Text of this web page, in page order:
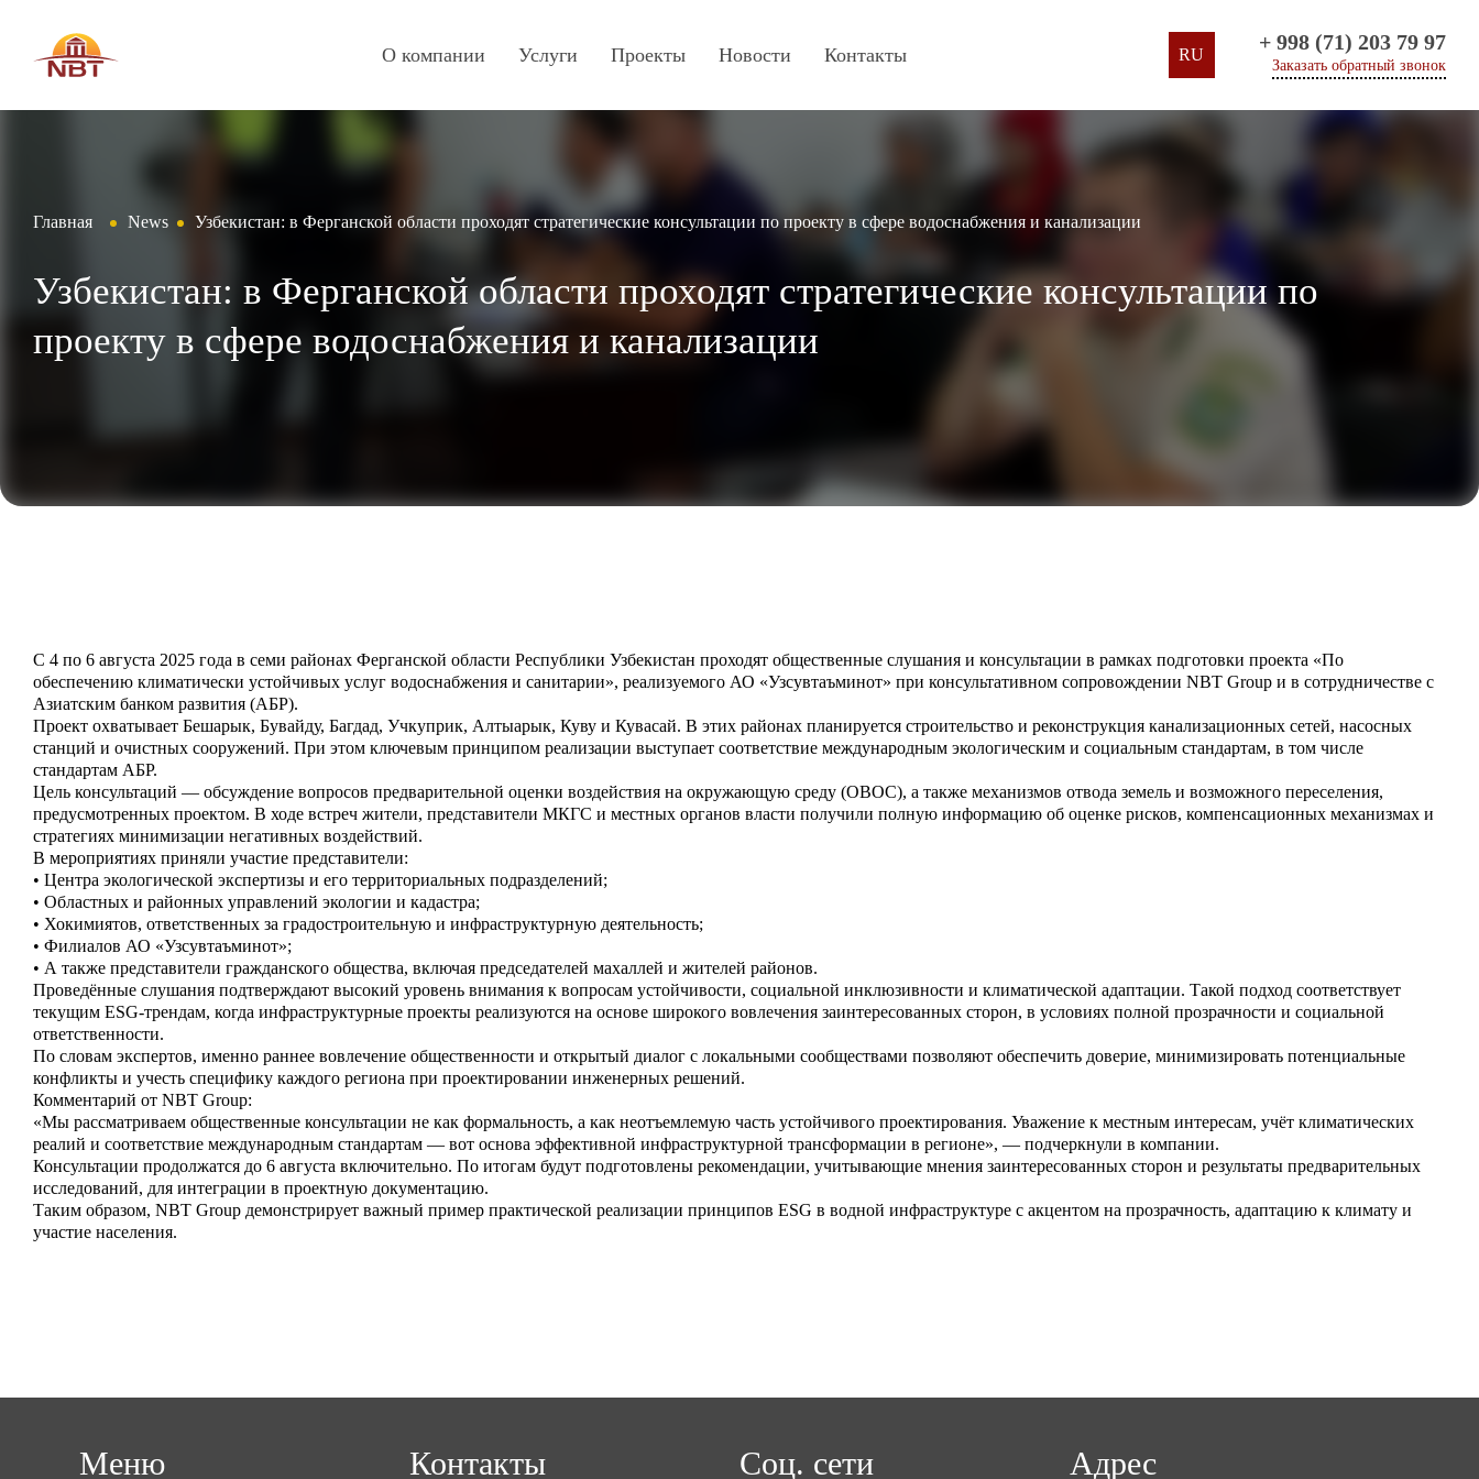
О компании Услуги Проекты Новости Контакты RU
+ 998 (71) 203 79 97
Заказать обратный звонок
Главная News Узбекистан: в Ферганской области проходят стратегические консультации по проекту в сфере водоснабжения и канализации
Узбекистан: в Ферганской области проходят стратегические консультации по
проекту в сфере водоснабжения и канализации
С 4 по 6 августа 2025 года в семи районах Ферганской области Республики Узбекистан проходят общественные слушания и консультации в рамках подготовки проекта «По
обеспечению климатически устойчивых услуг водоснабжения и санитарии», реализуемого АО «Узсувтаъминот» при консультативном сопровождении NBT Group и в сотрудничестве с
Азиатским банком развития (АБР).
Проект охватывает Бешарык, Бувайду, Багдад, Учкуприк, Алтыарык, Куву и Кувасай. В этих районах планируется строительство и реконструкция канализационных сетей, насосных
станций и очистных сооружений. При этом ключевым принципом реализации выступает соответствие международным экологическим и социальным стандартам, в том числе
стандартам АБР.
Цель консультаций — обсуждение вопросов предварительной оценки воздействия на окружающую среду (ОВОС), а также механизмов отвода земель и возможного переселения,
предусмотренных проектом. В ходе встреч жители, представители МКГС и местных органов власти получили полную информацию об оценке рисков, компенсационных механизмах и
стратегиях минимизации негативных воздействий.
В мероприятиях приняли участие представители:
• Центра экологической экспертизы и его территориальных подразделений;
• Областных и районных управлений экологии и кадастра;
• Хокимиятов, ответственных за градостроительную и инфраструктурную деятельность;
• Филиалов АО «Узсувтаъминот»;
• А также представители гражданского общества, включая председателей махаллей и жителей районов.
Проведённые слушания подтверждают высокий уровень внимания к вопросам устойчивости, социальной инклюзивности и климатической адаптации. Такой подход соответствует
текущим ESG-трендам, когда инфраструктурные проекты реализуются на основе широкого вовлечения заинтересованных сторон, в условиях полной прозрачности и социальной
ответственности.
По словам экспертов, именно раннее вовлечение общественности и открытый диалог с локальными сообществами позволяют обеспечить доверие, минимизировать потенциальные
конфликты и учесть специфику каждого региона при проектировании инженерных решений.
Комментарий от NBT Group:
«Мы рассматриваем общественные консультации не как формальность, а как неотъемлемую часть устойчивого проектирования. Уважение к местным интересам, учёт климатических
реалий и соответствие международным стандартам — вот основа эффективной инфраструктурной трансформации в регионе», — подчеркнули в компании.
Консультации продолжатся до 6 августа включительно. По итогам будут подготовлены рекомендации, учитывающие мнения заинтересованных сторон и результаты предварительных
исследований, для интеграции в проектную документацию.
Таким образом, NBT Group демонстрирует важный пример практической реализации принципов ESG в водной инфраструктуре с акцентом на прозрачность, адаптацию к климату и
участие населения.
Меню Контакты Соц. сети Адрес